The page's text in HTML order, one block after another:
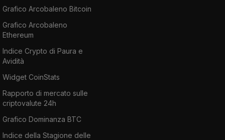
Grafico Arcobaleno Bitcoin
Grafico Arcobaleno
Ethereum
Indice Crypto di Paura e
Avidità
Widget CoinStats
Rapporto di mercato sulle
criptovalute 24h
Grafico Dominanza BTC
Indice della Stagione delle